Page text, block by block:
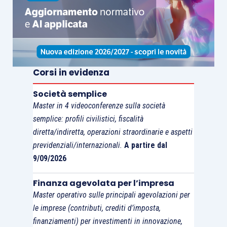
Pagine – 780
Thomas Cromwell era il figlio di un fabbro di
Putney. Un uomo capace di redigere un contratto
e addestrare un falco, di disegnare una mappa e
sedare una rissa, di arredare una casa e
corrompere una giuria. Architetto machiavellico
dinastia dei Tudor, il protagonista del
pluripremiato romanzo di Hilary Mantel emerge
qui in tutta la sua contraddittoria umanità.
Corsi in evidenza
Società semplice
Master in 4 videoconferenze sulla società
semplice: profili civilistici, fiscalità
diretta/indiretta, operazioni straordinarie e aspetti
previdenziali/internazionali. A partire dal
9/09/2026
Finanza agevolata per l’impresa
Master operativo sulle principali agevolazioni per
le imprese (contributi, crediti d’imposta,
finanziamenti) per investimenti in innovazione,